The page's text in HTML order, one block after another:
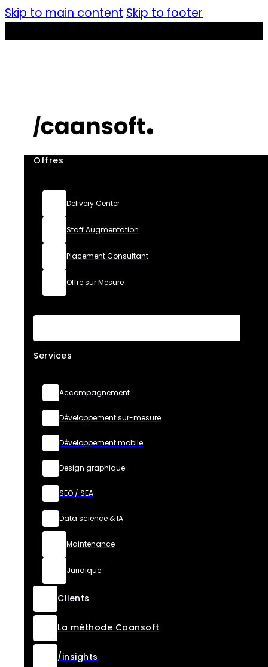
Skip to main content Skip to footer
Offres
Delivery Center
Staff Augmentation
Placement Consultant
Offre sur Mesure
Services
Accompagnement
Développement sur-mesure
Développement mobile
Design graphique
SEO / SEA
Data science & IA
Maintenance
Juridique
Clients
La méthode Caansoft
/insights